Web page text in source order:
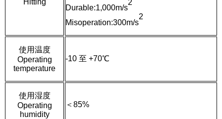
Durable:1,000m/s
2
Misoperation:300m/s
2
使用温度
Operating
temperature
-10 至 +70℃
使用湿度
Operating
humidity
＜85%